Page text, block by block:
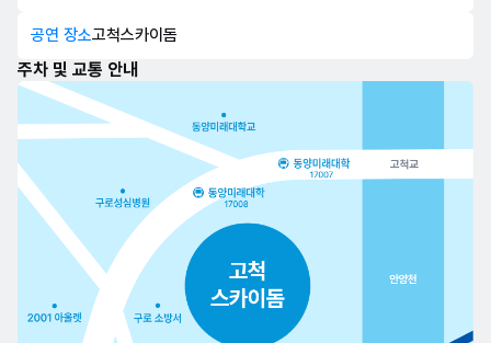
공연 장소고척스카이돔
주차 및 교통 안내